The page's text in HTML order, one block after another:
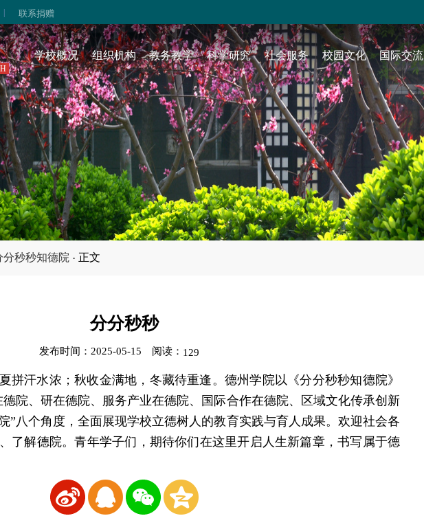
| 联系捐赠
学校概况 组织机构 教务教学 科学研究 社会服务 校园文化 国际交流
分秒秒知德院 · 正文
分分秒秒
发布时间：2025-05-15 阅读： 129
拼汗水浓；秋收金满地，冬藏待重逢。德州学院以《分分秒秒知德院》
院、研在德院、服务产业在德院、国际合作在德院、区域文化传承创新
”八个角度，全面展现学校立德树人的教育实践与育人成果。欢迎社会各
了解德院。青年学子们，期待你们在这里开启人生新篇章，书写属于德